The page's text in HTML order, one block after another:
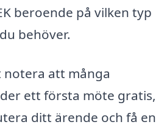
beroende på vilken typ
behöver.
att många
ett första möte gratis,
ditt ärende och få en